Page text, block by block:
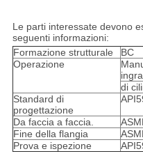
Le parti interessate devono
seguenti informazioni:
Formazione strutturale
BC
Operazione
di
Standard di
progettazione
Da faccia a faccia.
Fine della flangia
Prova e ispezione